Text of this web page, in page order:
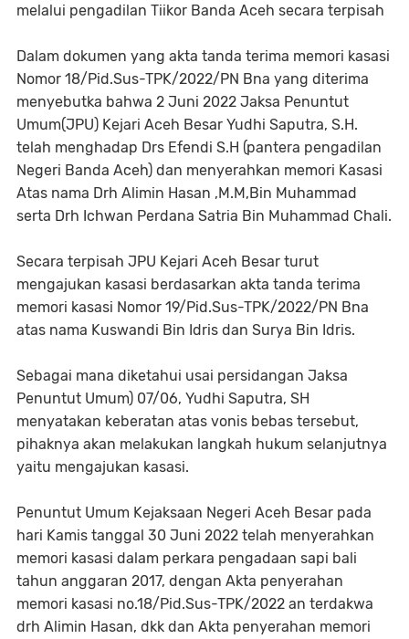
melalui pengadilan Tiikor Banda Aceh secara terpisah
Dalam dokumen yang akta tanda terima memori kasasi
Nomor 18/Pid.Sus-TPK/2022/PN Bna yang diterima
menyebutka bahwa 2 Juni 2022 Jaksa Penuntut
Umum(JPU) Kejari Aceh Besar Yudhi Saputra, S.H.
telah menghadap Drs Efendi S.H (pantera pengadilan
Negeri Banda Aceh) dan menyerahkan memori Kasasi
Atas nama Drh Alimin Hasan ,M.M,Bin Muhammad
serta Drh Ichwan Perdana Satria Bin Muhammad Chali.
Secara terpisah JPU Kejari Aceh Besar turut
mengajukan kasasi berdasarkan akta tanda terima
memori kasasi Nomor 19/Pid.Sus-TPK/2022/PN Bna
atas nama Kuswandi Bin Idris dan Surya Bin Idris.
Sebagai mana diketahui usai persidangan Jaksa
Penuntut Umum) 07/06, Yudhi Saputra, SH
menyatakan keberatan atas vonis bebas tersebut,
pihaknya akan melakukan langkah hukum selanjutnya
yaitu mengajukan kasasi.
Penuntut Umum Kejaksaan Negeri Aceh Besar pada
hari Kamis tanggal 30 Juni 2022 telah menyerahkan
memori kasasi dalam perkara pengadaan sapi bali
tahun anggaran 2017, dengan Akta penyerahan
memori kasasi no.18/Pid.Sus-TPK/2022 an terdakwa
drh Alimin Hasan, dkk dan Akta penyerahan memori